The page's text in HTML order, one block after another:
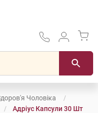
Чоловіка
Адріус Капсули 30 Шт